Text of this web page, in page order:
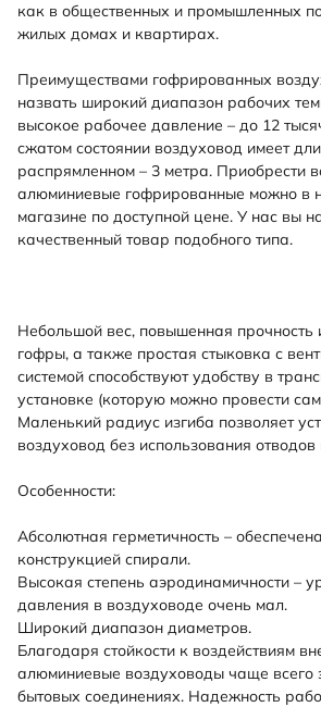
как в общественных и промышленных
жилых домах и квартирах.
Преимуществами гофрированных
назвать широкий диапазон рабочих
высокое рабочее давление – до 12
сжатом состоянии воздуховод имеет
распрямленном – 3 метра. Приобрести
алюминиевые гофрированные можно в
магазине по доступной цене. У нас вы
качественный товар подобного типа.
Небольшой вес, повышенная прочность
гофры, а также простая стыковка с
системой способствуют удобству в
установке (которую можно провести
Маленький радиус изгиба позволяет
воздуховод без использования отводов
Особенности:
Абсолютная герметичность –
конструкцией спирали.
Высокая степень аэродинамичности –
давления в воздуховоде очень мал.
Широкий диапазон диаметров.
Благодаря стойкости к воздействиям
алюминиевые воздуховоды чаще всего
бытовых соединениях. Надежность